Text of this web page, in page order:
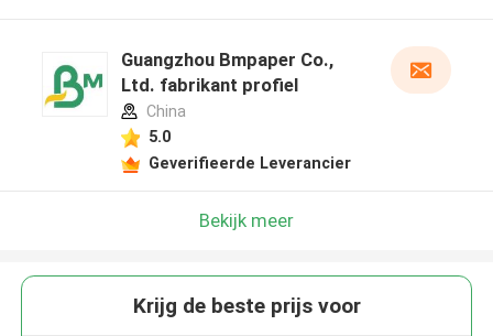
Guangzhou Bmpaper Co.,
Ltd. fabrikant profiel
China
5.0
Geverifieerde Leverancier
Bekijk meer
Krijg de beste prijs voor